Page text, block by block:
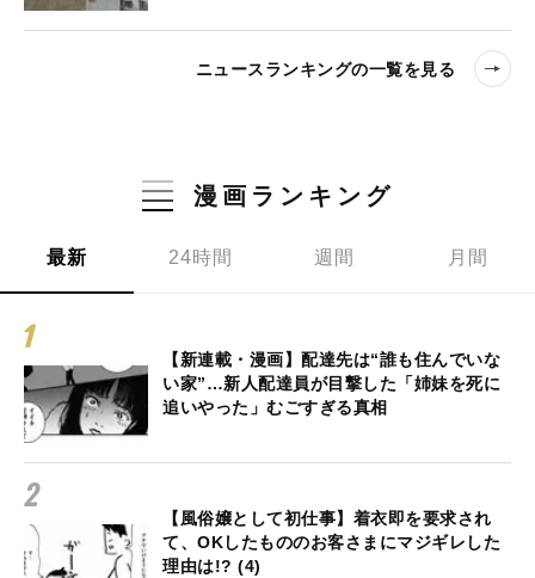
ニュースランキングの一覧を見る
漫画ランキング
最新 24時間 週間 月間
【新連載・漫画】配達先は“誰も住んでいな
い家”…新人配達員が目撃した「姉妹を死に
追いやった」むごすぎる真相
【風俗嬢として初仕事】着衣即を要求され
て、OKしたもののお客さまにマジギレした
理由は!? (4)